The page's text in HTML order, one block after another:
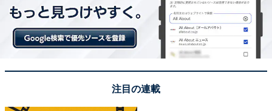
注目の連載